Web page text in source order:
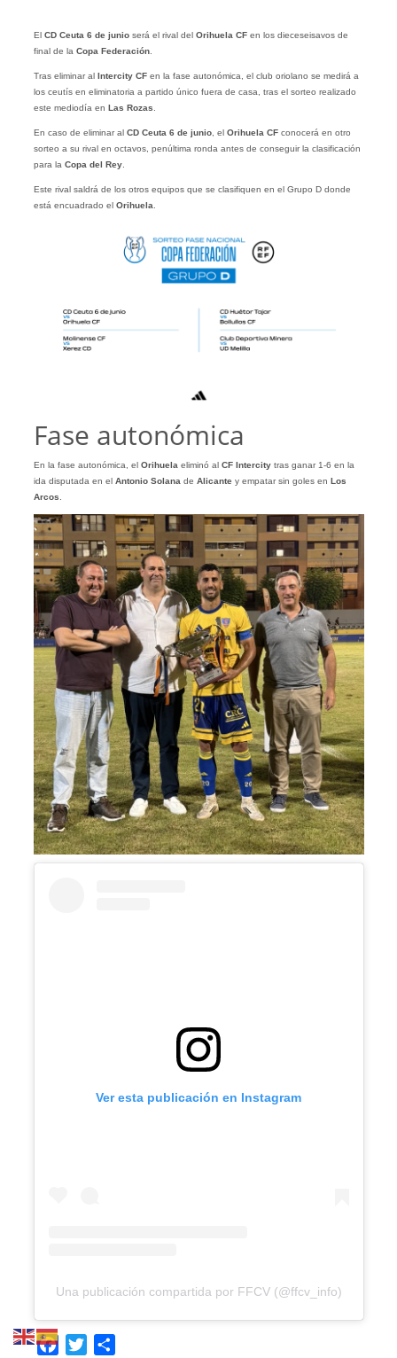
El CD Ceuta 6 de junioserá el rival del Orihuela CF en los dieceseisavos de
final de la Copa Federación.
Tras eliminar al Intercity CFen la fase autonómica, el club oriolano se medirá a
los ceutís en eliminatoria a partido único fuera de casa, tras el sorteo realizado
este mediodía en Las Rozas
En caso de eliminar al CD Ceuta 6 de junio, el Orihuela CF conocerá en otro
sorteo a su rival en octavos, penúltima ronda antes de conseguir la clasificación
para la Copa del Rey.
Este rival saldrá de los otros equipos que se clasifiquen en el Grupo D donde
está encuadrado el Orihuela
Fase autonómica
En la fase autonómica, el Orihuela eliminó al CF Intercity tras ganar 1-6 en la
ida disputada en el Antonio Solana de Alicantey empatar sin goles en Los
Arcos
Ver esta publicación en Instagram
Una publicación compartida por FFCV (@ffcv_info)
Facebook
Twitter